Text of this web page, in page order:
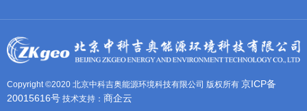
Copyright ©2020 北京中科吉奥能源环境科技有限公司 版权所有 京ICP备
20015616号 技术支持： 商企云